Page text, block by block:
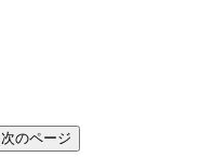
次のページ